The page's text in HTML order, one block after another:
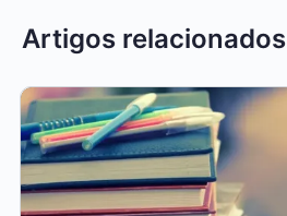
Artigos relacionados